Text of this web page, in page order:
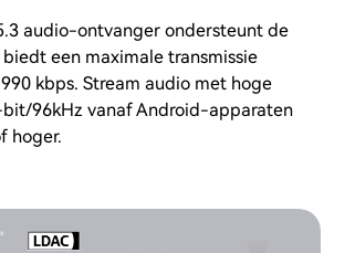
audio-ontvanger ondersteunt de
biedt een maximale transmissie
kbps. Stream audio met hoge
96kHz vanaf Android-apparaten
hoger.